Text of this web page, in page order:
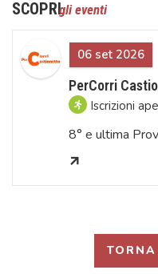
SCOPRIgli eventi
06 set 2026
PerCorri
Iscrizioni
8° e ultima